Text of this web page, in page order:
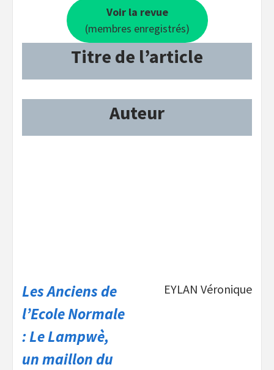
Voir la revue
(membres enregistrés)
Titre de l’article
Auteur
Les Anciens de
l’Ecole Normale
: Le Lampwè,
un maillon du
EYLAN Véronique